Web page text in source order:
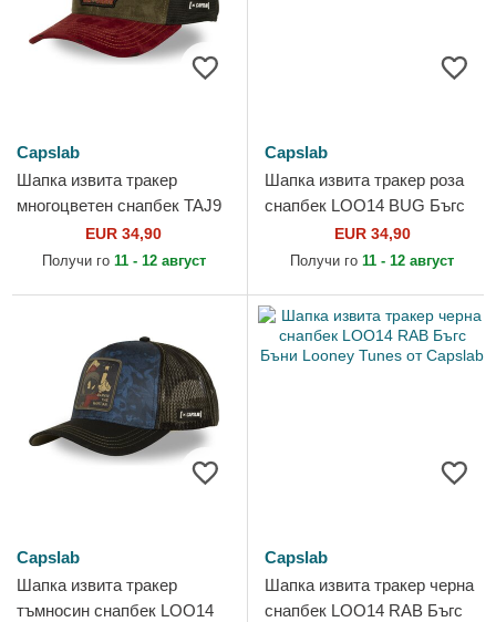
Capslab
Шапка извита тракер
многоцветен снапбек TAJ9
TAJ Том и Джери Looney
Tunes от Capslab
EUR 34,90
Получи го 11 - 12 август
Capslab
Шапка извита тракер роза
снапбек LOO14 BUG Бъгс
Бъни Looney Tunes от
Capslab
EUR 34,90
Получи го 11 - 12 август
Capslab
Шапка извита тракер
тъмносин снапбек LOO14
Capslab
Шапка извита тракер черна
снапбек LOO14 RAB Бъгс